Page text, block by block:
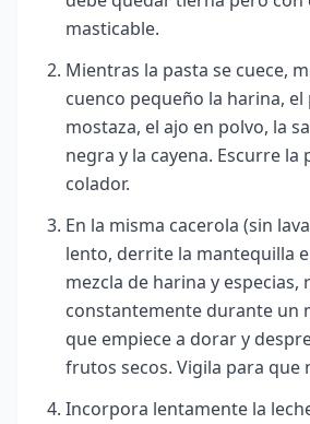
masticable.
Mientras la pasta se cuece,
cuenco pequeño la harina, el
mostaza, el ajo en polvo, la
negra y la cayena. Escurre la
colador.
En la misma cacerola (sin
lento, derrite la mantequilla
mezcla de harina y especias,
constantemente durante un
que empiece a dorar y
frutos secos. Vigila para que
Incorpora lentamente la